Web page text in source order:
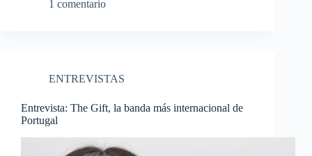
1 comentario
ENTREVISTAS
Entrevista: The Gift, la banda más internacional de
Portugal